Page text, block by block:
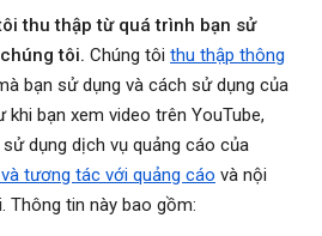
thu thập từ quá trình bạn sử
tôi. Chúng tôi thu thập thông
bạn sử dụng và cách sử dụng của
khi bạn xem video trên YouTube,
dụng dịch vụ quảng cáo của
tương tác với quảng cáo và nội
Thông tin này bao gồm: